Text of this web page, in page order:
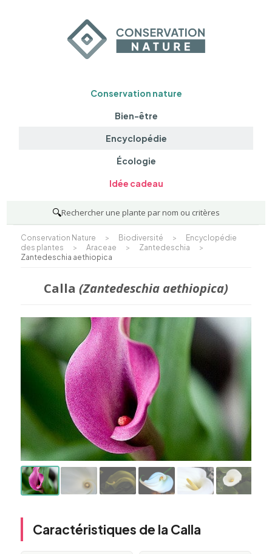
Conservation nature
Bien-être
Encyclopédie
Écologie
Idée cadeau
🔍Rechercher une plante par nom ou critères
Conservation Nature > Biodiversité >
Encyclopédie
des plantes
> Araceae > Zantedeschia
>
Zantedeschia aethiopica
Calla (Zantedeschia aethiopica)
Caractéristiques de la Calla